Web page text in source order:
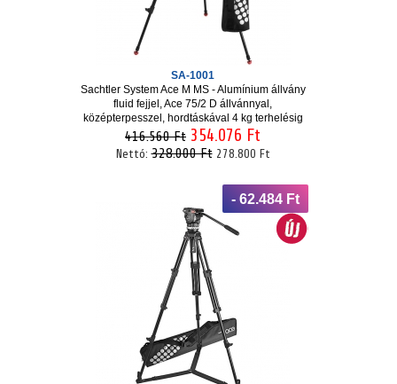
SA-1001
Sachtler System Ace M MS - Alumínium állvány
fluid fejjel, Ace 75/2 D állvánnyal,
középterpesszel, hordtáskával 4 kg terhelésig
416.560 Ft 354.076 Ft
Nettó:328.000 Ft 278.800 Ft
- 62.484 Ft